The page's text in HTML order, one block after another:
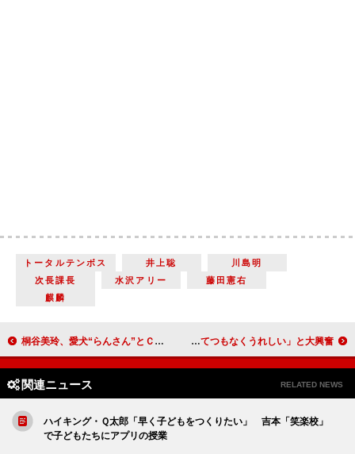
トータルテンボス 井上聡
川島明
次長課長
水沢アリー
藤田憲右
麒麟
桐谷美玲、愛犬“らんさん”とＣＭ共演 「すみません親ばかで」と溺愛ぶりを披露 中川翔子「パズドラＺ」の主題歌を熱唱 「とてつもなくうれしい」と大興奮
関連ニュース RELATED NEWS
ハイキング・Ｑ太郎「早く子どもをつくりたい」 吉本「笑楽校」
で子どもたちにアプリの授業